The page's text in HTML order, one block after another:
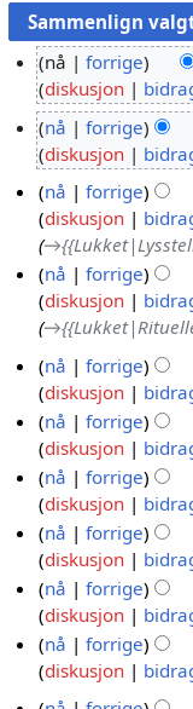
7
u
2
5
nå forrige
diskusjon
I
n
g
e
n
r
e
d
i
e
r
i
n
g
s
f
o
r
k
l
a
r
7
k
0
0
nå forrige
diskusjon
n
g
e
n
r
e
d
i
g
e
r
i
n
g
s
f
o
r
k
2
2
nå forrige
diskusjon
→
nå
forrige
diskusjon
→
u
0
2
nå forrige
diskusjon
nå
forrige
diskusjon
nå
forrige
diskusjon
nå
forrige
diskusjon
nå
forrige
diskusjon
nå
forrige
diskusjon